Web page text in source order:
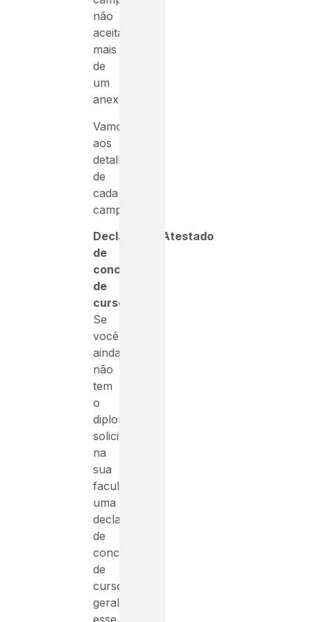
não
aceitam
mais
de
um
anexo.
Vamos
aos
detalhes
de
cada
campo:
Declaração/Atestado
de
conclusão
de
curso:
Se
você
ainda
não
tem
o
diploma,
solicite
na
sua
faculdade
uma
declaração
de
conclusão
de
curso,
geralmente